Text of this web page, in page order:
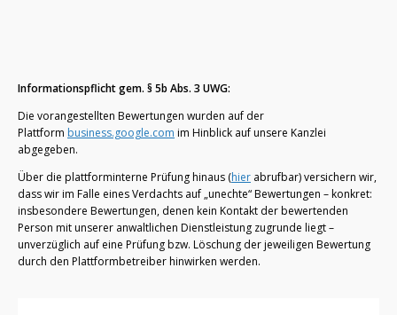
Informationspflicht gem. § 5b Abs. 3 UWG:
Die vorangestellten Bewertungen wurden auf der
Plattform business.google.com im Hinblick auf unsere Kanzlei
abgegeben.
Über die plattforminterne Prüfung hinaus (hier abrufbar) versichern wir,
dass wir im Falle eines Verdachts auf „unechte“ Bewertungen – konkret:
insbesondere Bewertungen, denen kein Kontakt der bewertenden
Person mit unserer anwaltlichen Dienstleistung zugrunde liegt –
unverzüglich auf eine Prüfung bzw. Löschung der jeweiligen Bewertung
durch den Plattformbetreiber hinwirken werden.